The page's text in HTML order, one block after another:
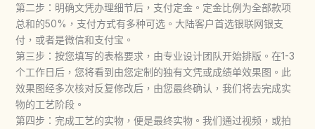
第二步：明确文凭办理细节后，支付定金。定金比例为全部款项
总和的50%，支付方式有多种可选。大陆客户首选银联网银支
付，或者是微信和支付宝。
第三步：按您填写的表格要求，由专业设计团队开始排版。在1-3
个工作日后，您将看到由您定制的独有文凭或成绩单效果图。此
效果图经多次核对反复修改后，由您最终确认，我们将去完成实
物的工艺阶段。
第四步：完成工艺的实物，便是最终实物。我们通过视频，或拍